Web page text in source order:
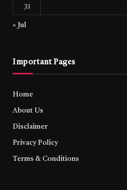
31
« Jul
Important Pages
Home
About Us
Disclaimer
Privacy Policy
Terms & Conditions